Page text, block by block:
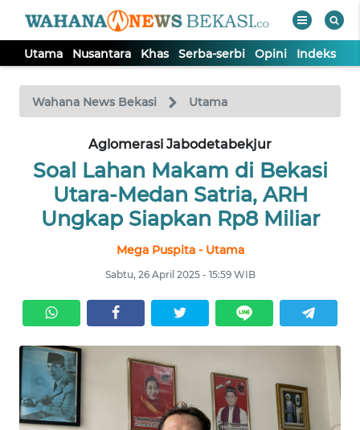
Utama Nusantara Khas Serba-serbi Opini Indeks
Wahana News Bekasi Utama
Aglomerasi Jabodetabekjur
Soal Lahan Makam di Bekasi
Utara-Medan Satria, ARH
Ungkap Siapkan Rp8 Miliar
Mega Puspita - Utama
Sabtu, 26 April 2025 - 15:59 WIB
TV
Tutup
NUSANTARA
SERBI
OPINI
Informasi
INDEKS